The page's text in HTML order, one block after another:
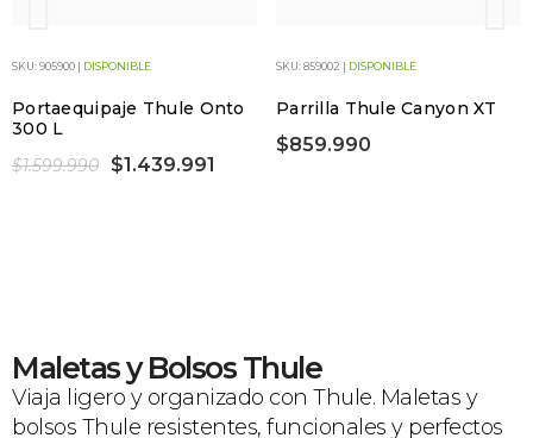
SKU: 905900 | DISPONIBLE
Portaequipaje Thule Onto
300 L
$1.599.990
$1.439.991
SKU: 859002 | DISPONIBLE
Parrilla Thule Canyon XT
$859.990
Maletas y Bolsos Thule
Viaja ligero y organizado con Thule. Maletas y
bolsos Thule resistentes, funcionales y perfectos